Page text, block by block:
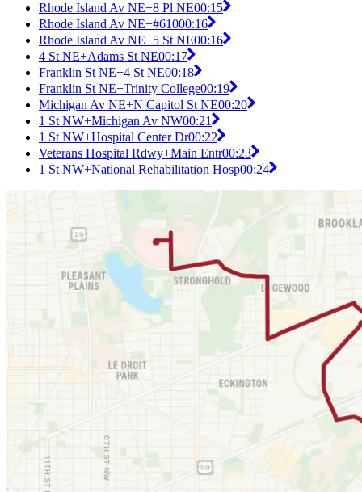
Rhode Island Av NE+8 Pl NE00:15
Rhode Island Av NE+#61000:16
Rhode Island Av NE+5 St NE00:16
4 St NE+Adams St NE00:17
Franklin St NE+4 St NE00:18
Franklin St NE+Trinity College00:19
Michigan Av NE+N Capitol St NE00:20
1 St NW+Michigan Av NW00:21
1 St NW+Hospital Center Dr00:22
Veterans Hospital Rdwy+Main Entr00:23
1 St NW+National Rehabilitation Hosp00:24